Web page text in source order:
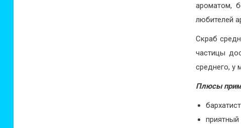
ароматом,
любителей
Скраб
частицы
среднего, у
Плюсы